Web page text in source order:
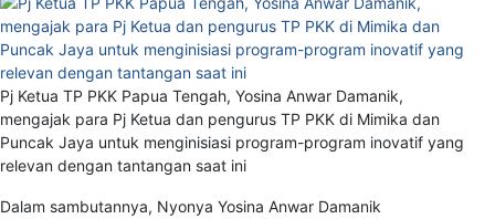
Pj Ketua TP PKK Papua Tengah, Yosina Anwar Damanik,
mengajak para Pj Ketua dan pengurus TP PKK di Mimika dan
Puncak Jaya untuk menginisiasi program-program inovatif yang
relevan dengan tantangan saat ini
Dalam sambutannya, Nyonya Yosina Anwar Damanik